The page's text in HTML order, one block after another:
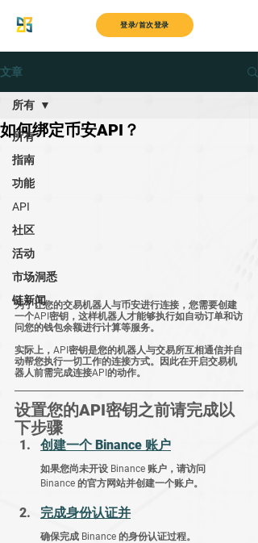
登录/首次登录
文章
所有
指南
功能
API
社区
活动
市场洞悉
链新闻
所有
如何绑定币安API？
为了让您的交易机器人与币安进行连接，您需要创建
一个API密钥，这样机器人才能够执行如自动订单和访
问您的钱包余额进行计算等服务。
实际上，API密钥是您的机器人与交易所互相通信并自
动帮您执行一切工作的连接方式。因此在开启交易机
器人前需完成连接API的动作。
设置您的API密钥之前请完成以
下步骤
创建一个 Binance 账户
如果您尚未开设 Binance 账户，请访问
Binance 的官方网站并创建一个账户。
完成身份认证并
确保完成 Binance 的身份认证过程。